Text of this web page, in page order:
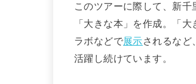
このツアーに際して、新
「大きな本」を作成。「
ラボなどで展示されるなど
活躍し続けています。